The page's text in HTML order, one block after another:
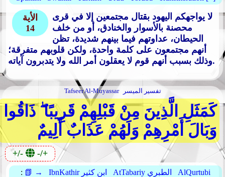
الأية
14
لا يواجهكم اليهود بقتال مجتمعين إلا في قرى
محصنة بالأسوار والخنادق، أو من خلف
الحيطان، عداوتهم فيما بينهم شديدة، تظن
أنهم مجتمعون على كلمة واحدة، ولكن قلوبهم متفرقة؛
وذلك بسبب أنهم قوم لا يعقلون أمر الله ولا يتدبرون آياته.
Tafseer Al-Muyassar تفسير الميسر
كَمَثَلِ الَّذِينَ مِنْ قَبْلِهِمْ قَرِيبًا ۖ ذَاقُوا
وَبَالَ أَمْرِهِمْ وَلَهُمْ عَذَابٌ أَلِيمٌ
+/- -/+
: 📗 → IbnKathir ابن كثير AtTabariy الطبري
AlQurtubi